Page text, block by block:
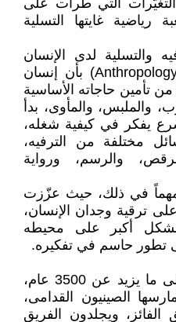
التي طرأت على
رياضية غايتها التسلية
والتسلية لدى الإنسان
الأول.. وتفيد الأنثروبولوجيا (Anthropology) بأن إنسان
من تأمين حاجاته الأساسية
والملبس، والمأوى، بدأ
يفكر في كيفية شغله،
مختلفة من الترفيه،
والرسم، ورواية
مهماً في ذلك، حيث عزّزت
ترقية وجدان الإنسان،
بشكل أكبر على محيطه
تطور حاسم في تفكيره.
يعود تاريخ نشأة كرة القدم إلى ما يزيد عن 3500 عام،
[2] فقد "مارسها الصينيون القدامى،
الفائز، ويجلدون الفريق